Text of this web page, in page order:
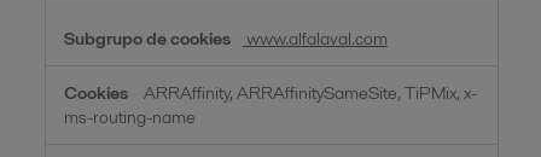
www.alfalaval.com
ARRAffinity, ARRAffinitySameSite, TiPMix, x-
ms-routing-name